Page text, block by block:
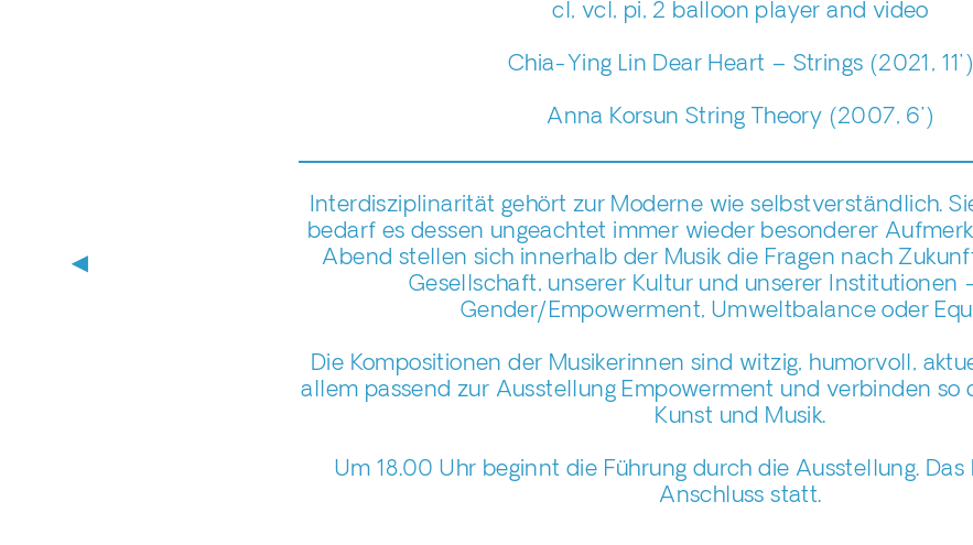
▶
cl, vcl, pi, 2 balloon player and video
Chia-Ying Lin Dear Heart – Strings (2021, 11’)
Anna Korsun String Theory (2007, 6’)
Interdisziplinarität gehört zur Moderne wie selbstverständlich.
bedarf es dessen ungeachtet immer wieder besonderer
Abend stellen sich innerhalb der Musik die Fragen nach
Gesellschaft, unserer Kultur und unserer Institutionen
Gender/Empowerment, Umweltbalance oder
Die Kompositionen der Musikerinnen sind witzig, humorvoll,
allem passend zur Ausstellung Empowerment und verbinden so
Kunst und Musik.
Um 18.00 Uhr beginnt die Führung durch die Ausstellung.
Anschluss statt.